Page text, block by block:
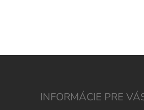
INFORMÁCIE PRE